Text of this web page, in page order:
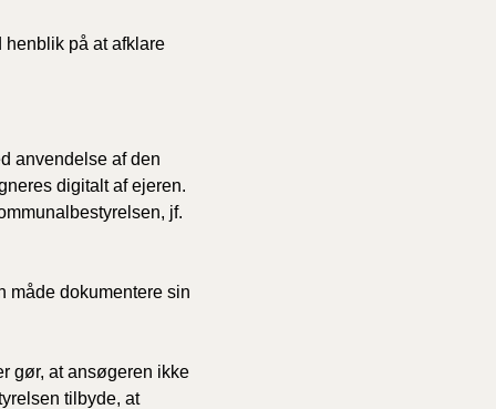
henblik på at afklare
anvendelse af den
digitalt af ejeren.
jf.
måde dokumentere sin
gør, at ansøgeren ikke
tilbyde, at